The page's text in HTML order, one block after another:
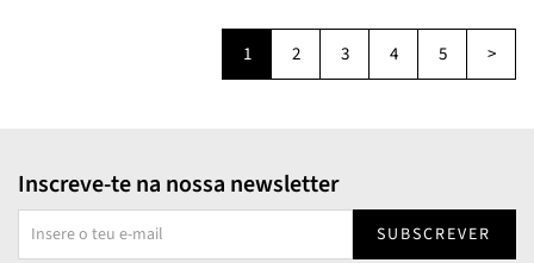
1 2 3 4 5 >
Inscreve-te na nossa newsletter
SUBSCREVER